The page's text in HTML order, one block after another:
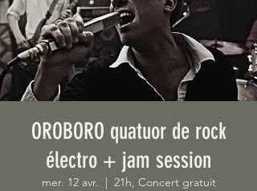
OROBORO quatuor de rock
électro + jam session
mer. 12 avr. 21h, Concert gratuit